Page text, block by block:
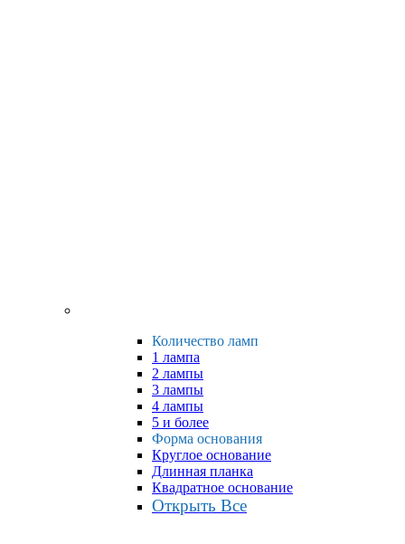
Количество ламп
1 лампа
2 лампы
3 лампы
4 лампы
5 и более
Форма основания
Круглое основание
Длинная планка
Квадратное основание
Открыть Все